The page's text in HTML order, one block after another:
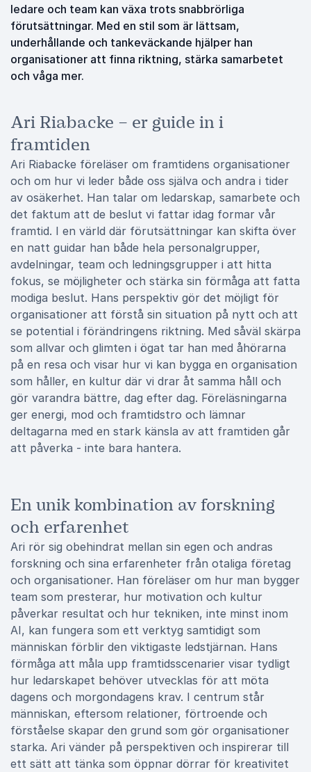
ledare och team kan växa trots snabbrörliga
förutsättningar. Med en stil som är lättsam,
underhållande och tankeväckande hjälper han
organisationer att finna riktning, stärka samarbetet
och våga mer.
Ari Riabacke – er guide in i
framtiden
Ari Riabacke föreläser om framtidens organisationer
och om hur vi leder både oss själva och andra i tider
av osäkerhet. Han talar om ledarskap, samarbete och
det faktum att de beslut vi fattar idag formar vår
framtid. I en värld där förutsättningar kan skifta över
en natt guidar han både hela personalgrupper,
avdelningar, team och ledningsgrupper i att hitta
fokus, se möjligheter och stärka sin förmåga att fatta
modiga beslut. Hans perspektiv gör det möjligt för
organisationer att förstå sin situation på nytt och att
se potential i förändringens riktning. Med såväl skärpa
som allvar och glimten i ögat tar han med åhörarna
på en resa och visar hur vi kan bygga en organisation
som håller, en kultur där vi drar åt samma håll och
gör varandra bättre, dag efter dag. Föreläsningarna
ger energi, mod och framtidstro och lämnar
deltagarna med en stark känsla av att framtiden går
att påverka - inte bara hantera.
En unik kombination av forskning
och erfarenhet
Ari rör sig obehindrat mellan sin egen och andras
forskning och sina erfarenheter från otaliga företag
och organisationer. Han föreläser om hur man bygger
team som presterar, hur motivation och kultur
påverkar resultat och hur tekniken, inte minst inom
AI, kan fungera som ett verktyg samtidigt som
människan förblir den viktigaste ledstjärnan. Hans
förmåga att måla upp framtidsscenarier visar tydligt
hur ledarskapet behöver utvecklas för att möta
dagens och morgondagens krav. I centrum står
människan, eftersom relationer, förtroende och
förståelse skapar den grund som gör organisationer
starka. Ari vänder på perspektiven och inspirerar till
ett sätt att tänka som öppnar dörrar för kreativitet